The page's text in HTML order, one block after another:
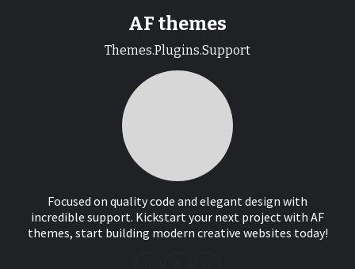
AF themes
Themes.Plugins.Support
Focused on quality code and elegant design with
incredible support. Kickstart your next project with AF
themes, start building modern creative websites today!